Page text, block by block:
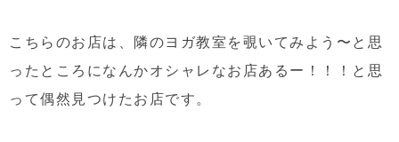
こちらのお店は、隣のヨガ教室を覗いてみよう〜と思
ったところになんかオシャレなお店あるー！！！と思
って偶然見つけたお店です。